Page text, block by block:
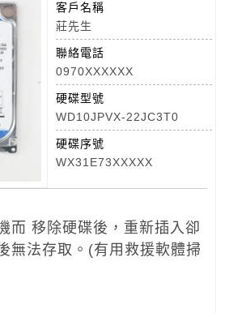
客戶名稱
莊先生
聯絡電話
0970XXXXXX
硬碟型號
WD10JPVX-22JC3T0
硬碟序號
WX31E73XXXXX
而 移除硬碟後，重新插入卻
無法存取。(有用救援軟體掃